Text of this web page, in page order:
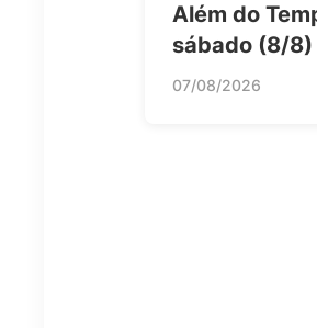
Além do
sábado (8/8)
07/08/2026